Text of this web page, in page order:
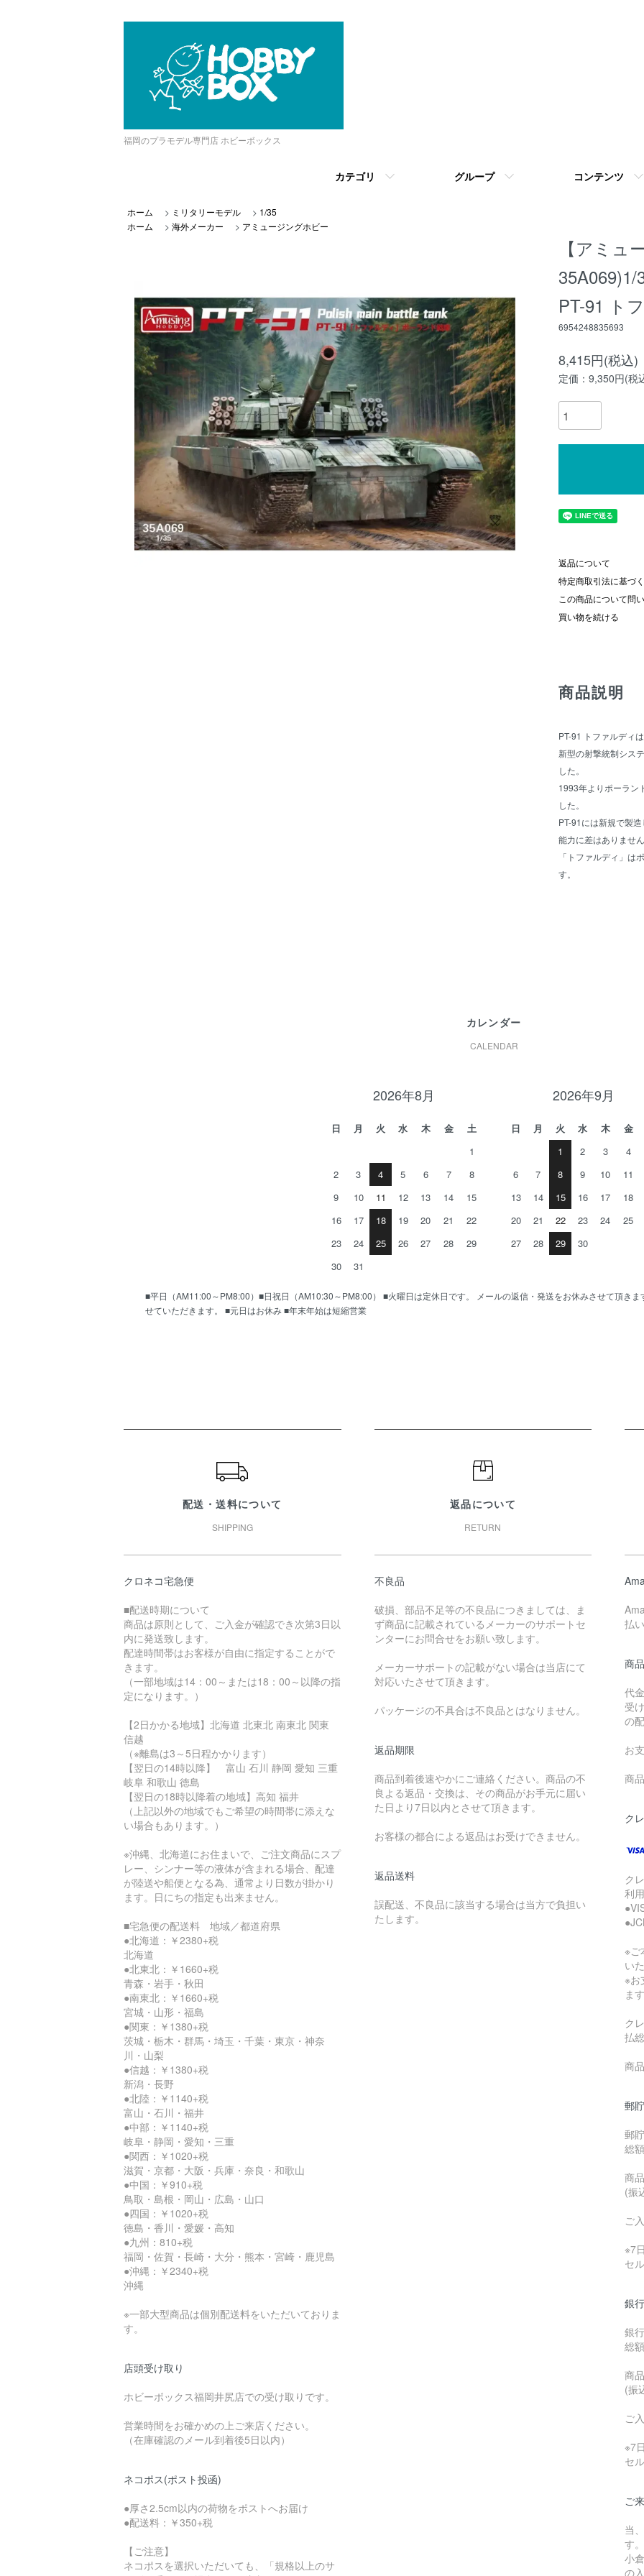
福岡のプラモデル専門店 ホビーボックス
カテゴリ グループ コンテンツ
ホーム > ミリタリーモデル > 1/35
ホーム
> 海外メーカー > アミュージングホビー
【アミュ
PT-91 ト
6954248835693
8,415円(税込)
定価：9,350円(税
返品について
特定商取引法に基づ
この商品について問
買い物を続ける
商品説明
PT-91 トファルディ
新型の射撃統制シス
した。
1993年よりポーラン
した。
PT-91には新規で製
能力に差はありません
「トファルディ」は
す。
カレンダー
CALENDAR
2026年8月
日 月 火 水 木 金
土
1
2
3 4 5 6 7
8
9
10 11 12 13 14
15
16
17 18 19 20 21
22
23
24 25 26 27 28
29
30
31
2026年9月
日 月 火 水 木 金
1
2 3 4
6
7 8 9 10 11
13
14 15 16 17 18
20
21 22 23 24 25
27
28 29 30
■平日（AM11:00～PM8:00）■日祝日（AM10:30～PM8:00） ■火曜日は定休日です。 メールの返信・発送をお休みさせて頂き
せていただきます。 ■元日はお休み ■年末年始は短縮営業
配送・送料について
SHIPPING
クロネコ宅急便
■配送時期について
商品は原則として、ご入金が確認でき次第3日以
内に発送致します。
配達時間帯はお客様が自由に指定することがで
きます。
（一部地域は14：00～または18：00～以降の指
定になります。）
【2日かかる地域】北海道 北東北 南東北 関東
信越
（※離島は3～5日程かかります）
【翌日の14時以降】 富山 石川 静岡 愛知 三重
岐阜 和歌山 徳島
【翌日の18時以降着の地域】高知 福井
（上記以外の地域でもご希望の時間帯に添えな
い場合もあります。）
※沖縄、北海道にお住まいで、ご注文商品にスプ
レー、シンナー等の液体が含まれる場合、配達
が陸送や船便となる為、通常より日数が掛かり
ます。日にちの指定も出来ません。
■宅急便の配送料 地域／都道府県
●北海道：￥2380+税
北海道
●北東北：￥1660+税
青森・岩手・秋田
●南東北：￥1660+税
宮城・山形・福島
●関東：￥1380+税
茨城・栃木・群馬・埼玉・千葉・東京・神奈
川・山梨
●信越：￥1380+税
新潟・長野
●北陸：￥1140+税
富山・石川・福井
●中部：￥1140+税
岐阜・静岡・愛知・三重
●関西：￥1020+税
滋賀・京都・大阪・兵庫・奈良・和歌山
●中国：￥910+税
鳥取・島根・岡山・広島・山口
●四国：￥1020+税
徳島・香川・愛媛・高知
●九州：810+税
福岡・佐賀・長崎・大分・熊本・宮崎・鹿児島
●沖縄：￥2340+税
沖縄
※一部大型商品は個別配送料をいただいておりま
す。
店頭受け取り
ホビーボックス福岡井尻店での受け取りです。
営業時間をお確かめの上ご来店ください。
（在庫確認のメール到着後5日以内）
ネコポス(ポスト投函)
●厚さ2.5cm以内の荷物をポストへお届け
●配送料：￥350+税
【ご注意】
ネコポスを選択いただいても、「規格以上のサ
返品について
RETURN
不良品
破損、部品不足等の不良品につきましては、ま
ず商品に記載されているメーカーのサポートセ
ンターにお問合せをお願い致します。
メーカーサポートの記載がない場合は当店にて
対応いたさせて頂きます。
パッケージの不具合は不良品とはなりません。
返品期限
商品到着後速やかにご連絡ください。商品の不
良よる返品・交換は、その商品がお手元に届い
た日より7日以内とさせて頂きます。
お客様の都合による返品はお受けできません。
返品送料
誤配送、不良品に該当する場合は当方で負担い
たします。
払
商
代
受
の
お
商
ク
ク
利
※ご
い
※お
ます
ク
払
商
郵
郵
総
商
(振
ご
※7
セ
銀
銀
総
商
(振
ご
※7
セ
ご
当
す。
小
の